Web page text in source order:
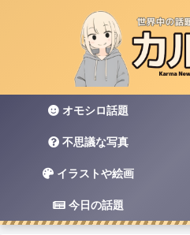
オモシロ話題
不思議な写真
イラストや絵画
今日の話題